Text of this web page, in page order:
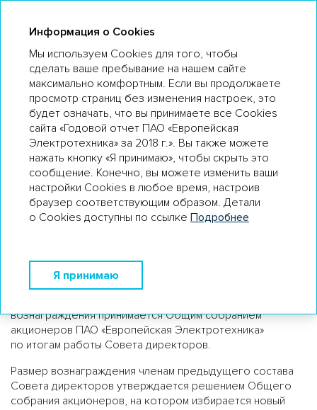
ВОЗНАГРАЖДЕНИЯ ЧЛЕНОВ
ОРГАНОВ УПРАВЛЕНИЯ
В соответствии с действующей в Компании Политикой
по вознаграждениям и возмещению расходов
(компенсаций) членов Совета директоров,
исполнительных органов и иных ключевых руководящих
работников и Положением о вознаграждениях членов
Совета директоров вознаграждение за выполнение
Обществом только членам Совета директоров,
являющимся независимыми.
вознаграждения принимается Общим собранием
акционеров ПАО «Европейская Электротехника»
по итогам работы Совета директоров.
Размер вознаграждения членам предыдущего состава
Совета директоров утверждается решением Общего
собрания акционеров, на котором избирается новый
Информация о Cookies
Мы используем Cookies для того, чтобы
сделать ваше пребывание на нашем сайте
максимально комфортным. Если вы продолжаете
просмотр страниц без изменения настроек, это
будет означать, что вы принимаете все Cookies
сайта «Годовой отчет ПАО «Европейская
Электротехника» за 2018 г.». Вы также можете
нажать кнопку «Я принимаю», чтобы скрыть это
сообщение. Конечно, вы можете изменить ваши
настройки Cookies в любое время, настроив
браузер соответствующим образом. Детали
о Cookies доступны по ссылке Подробнее
Я принимаю